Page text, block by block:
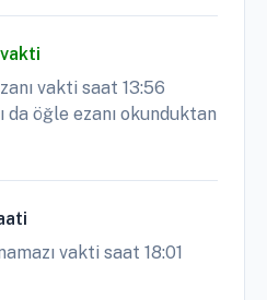
vakti saat 13:56
da öğle ezanı okunduktan
vakti saat 18:01